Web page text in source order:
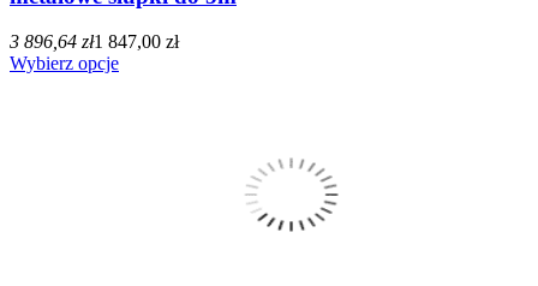
3 896,64 zł1 847,00 zł
Wybierz opcje